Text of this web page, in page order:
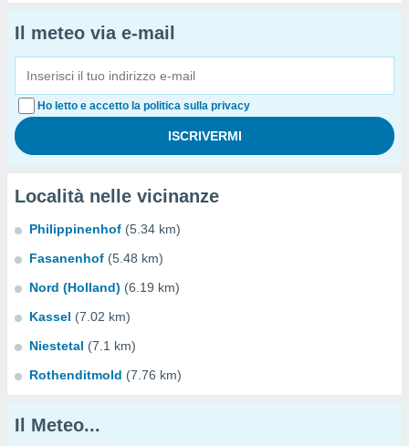
Il meteo via e-mail
Ho letto e accetto la politica sulla privacy
Località nelle vicinanze
Philippinenhof (5.34 km)
Fasanenhof (5.48 km)
Nord (Holland) (6.19 km)
Kassel (7.02 km)
Niestetal (7.1 km)
Rothenditmold (7.76 km)
Il Meteo...